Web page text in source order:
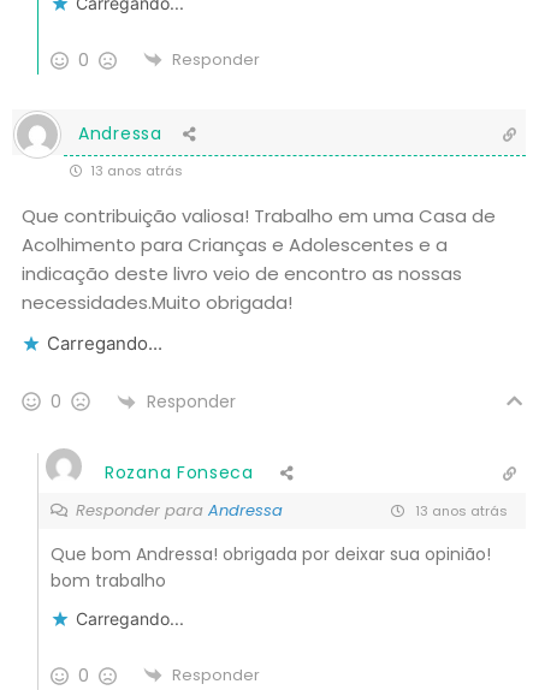
0 Responder
Andressa
13 anos atrás
Que contribuição valiosa! Trabalho em uma Casa de
Acolhimento para Crianças e Adolescentes e a
indicação deste livro veio de encontro as nossas
necessidades.Muito obrigada!
Carregando...
0 Responder
Rozana Fonseca
Responder para Andressa 13 anos atrás
Que bom Andressa! obrigada por deixar sua opinião!
bom trabalho
Carregando...
0 Responder